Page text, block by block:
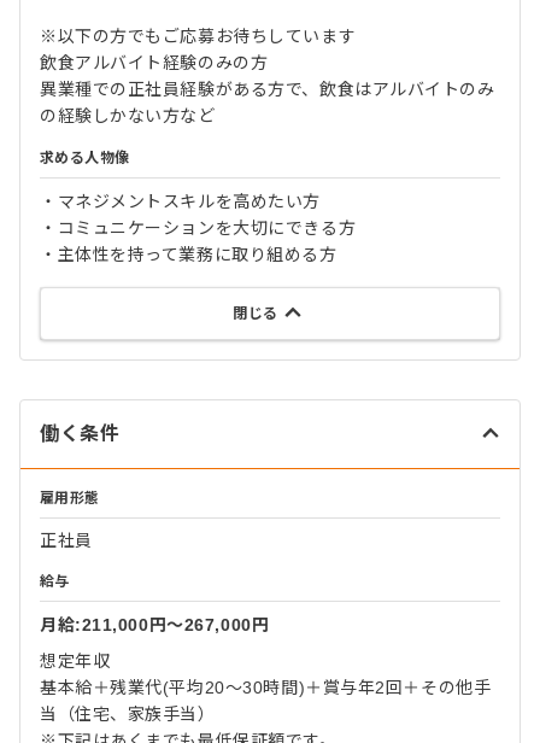
※以下の方でもご応募お待ちしています
飲食アルバイト経験のみの方
異業種での正社員経験がある方で、飲食はアルバイトのみ
の経験しかない方など
求める人物像
・マネジメントスキルを高めたい方
・コミュニケーションを大切にできる方
・主体性を持って業務に取り組める方
閉じる
働く条件
雇用形態
正社員
給与
月給:211,000円〜267,000円
想定年収
基本給＋残業代(平均20～30時間)＋賞与年2回＋その他手
当（住宅、家族手当）